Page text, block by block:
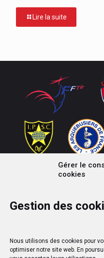
Gérer le
cookies
Gestion des
Nous utilisons des cookies pour
optimiser notre site web. En
Lire la suite